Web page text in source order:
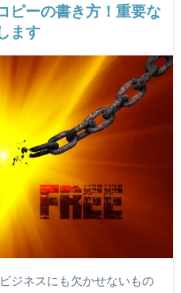
ピーの書き方！重要な
ます
ジネスにも欠かせないもの